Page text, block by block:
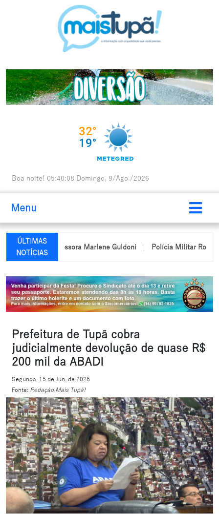
Boa noite! 05:40:09 Domingo, 9/Ago./2026
Menu
ÚLTIMAS
NOTÍCIAS
da professora Marlene Guldoni Polícia Militar Rodoviária
Prefeitura de Tupã cobra
judicialmente devolução de quase R$
200 mil da ABADI
Segunda, 15 de Jun. de 2026
Fonte: Redação Mais Tupã!